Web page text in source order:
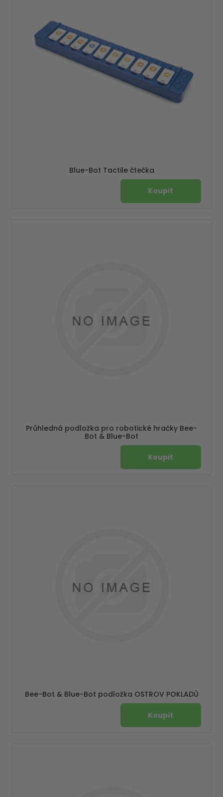
Blue-Bot Tactile čtečka
Průhledná podložka pro robotické hračky Bee-
Bot & Blue-Bot
Bee-Bot & Blue-Bot podložka OSTROV POKLADŮ